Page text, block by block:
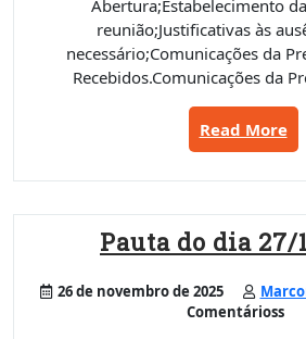
Abertura;Estabelecimento
reunião;Justificativas às
necessário;Comunicações da
Recebidos.Comunicações da
Read More
do
Pauta do dia 27/
26 de novembro de 2025
Comentárioss